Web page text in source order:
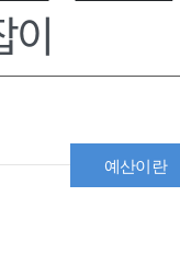
이
예산이란